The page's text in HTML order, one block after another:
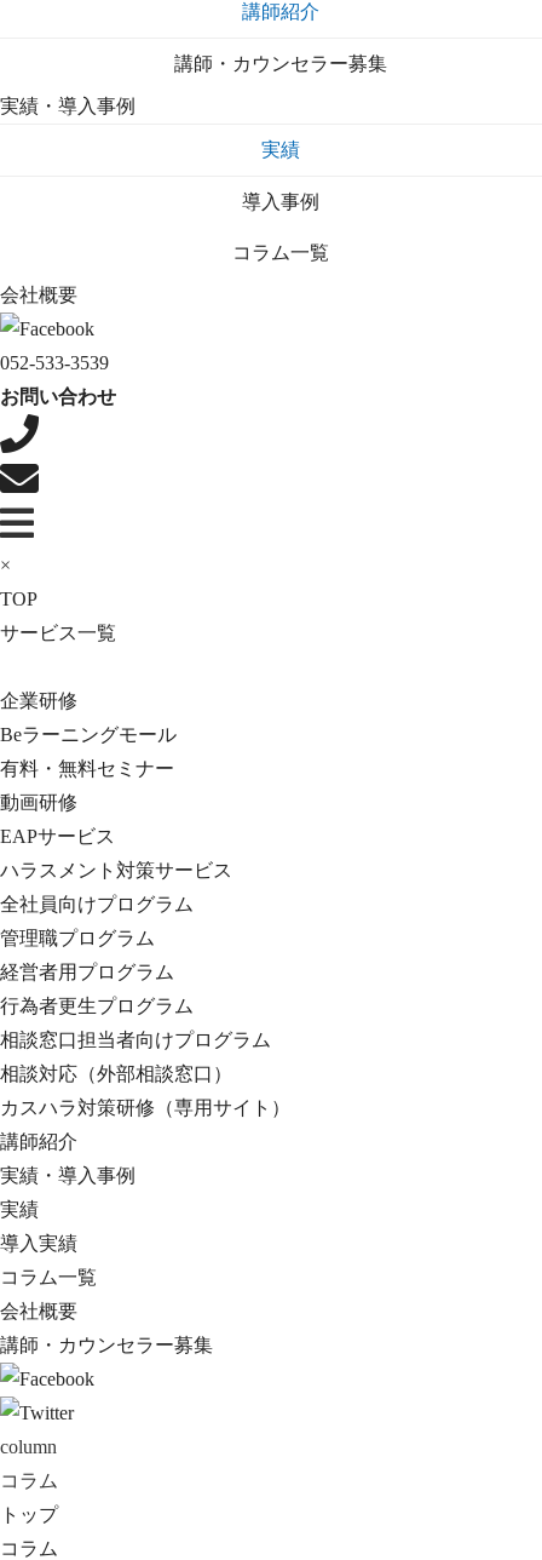
講師紹介
講師・カウンセラー募集
実績・導入事例
実績
導入事例
コラム一覧
会社概要
052-533-3539
お問い合わせ
×
TOP
サービス一覧
企業研修
Beラーニングモール
有料・無料セミナー
動画研修
EAPサービス
ハラスメント対策サービス
全社員向けプログラム
管理職プログラム
経営者用プログラム
行為者更生プログラム
相談窓口担当者向けプログラム
相談対応（外部相談窓口）
カスハラ対策研修（専用サイト）
講師紹介
実績・導入事例
実績
導入実績
コラム一覧
会社概要
講師・カウンセラー募集
column
コラム
トップ
コラム